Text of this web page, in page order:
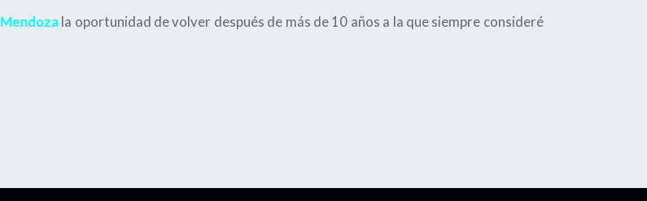
Mendozala oportunidad de volver después de más de 10 años a la que siempre consideré